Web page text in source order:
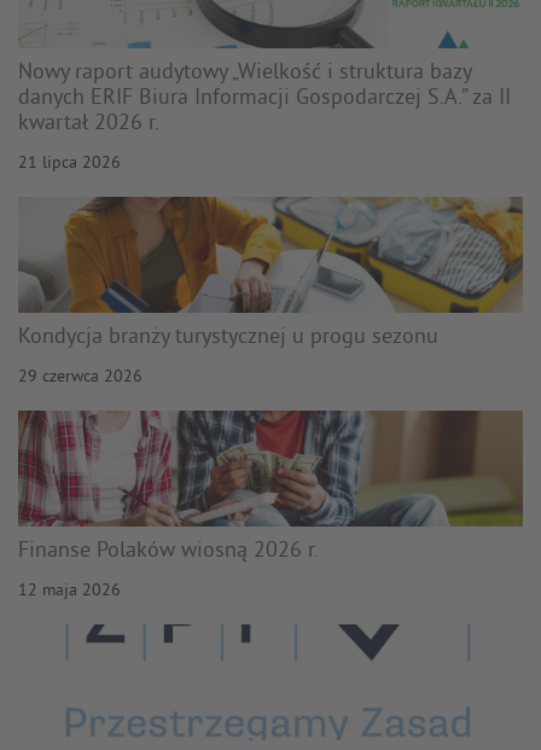
Nowy raport audytowy „Wielkość i struktura bazy
danych ERIF Biura Informacji Gospodarczej S.A.” za II
kwartał 2026 r.
21 lipca 2026
Kondycja branży turystycznej u progu sezonu
29 czerwca 2026
Finanse Polaków wiosną 2026 r.
12 maja 2026